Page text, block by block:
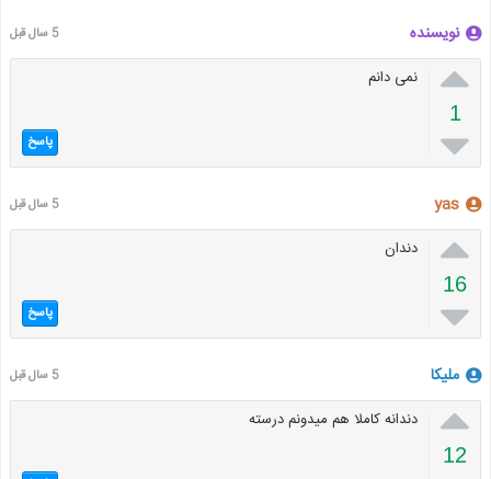
نویسنده 5 سال قبل

1

نمی دانم
پاسخ
yas 5 سال قبل

16

دندان
پاسخ
ملیکا 5 سال قبل

12
دندانه کاملا هم میدونم درسته